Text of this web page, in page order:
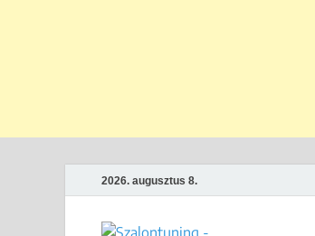
2026. augusztus 8.